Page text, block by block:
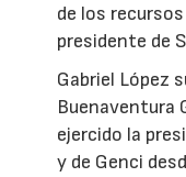
de los
presidente de
Gabriel López
Buenaventura
ejercido la
y de Genci